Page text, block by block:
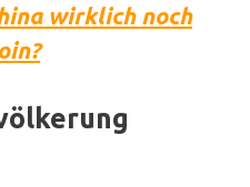
wirklich noch